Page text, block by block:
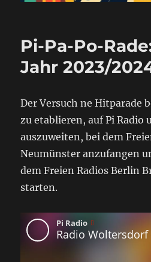
Pi-Pa-Po-
Jahr 2023/
Der Versuch ne Hitparade
zu etablieren, auf Pi Radio
auszuweiten, bei dem
Neumünster anzufangen
dem Freien Radios Berlin
starten.